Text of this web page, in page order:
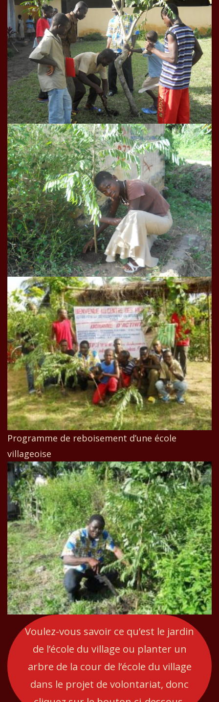
Programme de reboisement d’une école
villageoise
Voulez-vous savoir ce qu’est le jardin
de l’école du village ou planter un
arbre de la cour de l’école du village
dans le projet de volontariat, donc